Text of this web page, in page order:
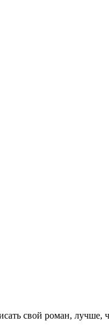
свой роман, лучше,